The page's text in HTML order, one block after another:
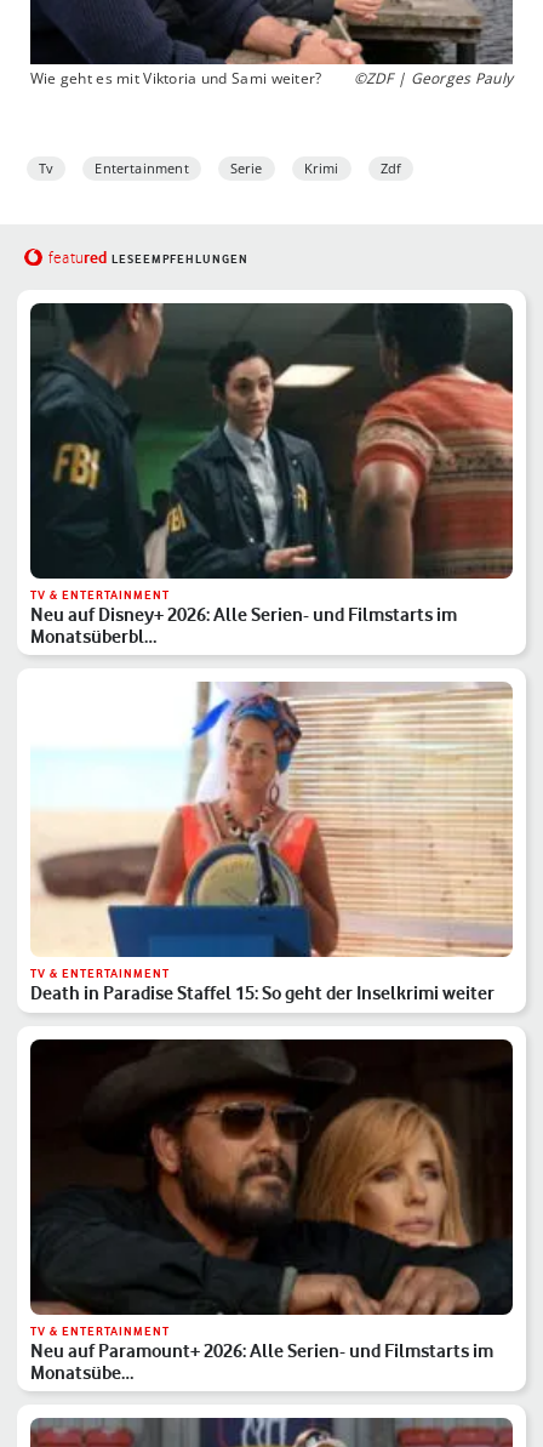
Wie geht es mit Viktoria und Sami weiter? ©ZDF | Georges Pauly
Tv Entertainment Serie Krimi Zdf
featured LESEEMPFEHLUNGEN
TV & ENTERTAINMENT
Neu auf Disney+ 2026: Alle Serien- und Filmstarts im
Monatsüberbl…
TV & ENTERTAINMENT
Death in Paradise Staffel 15: So geht der Inselkrimi weiter
TV & ENTERTAINMENT
Neu auf Paramount+ 2026: Alle Serien- und Filmstarts im
Monatsübe…